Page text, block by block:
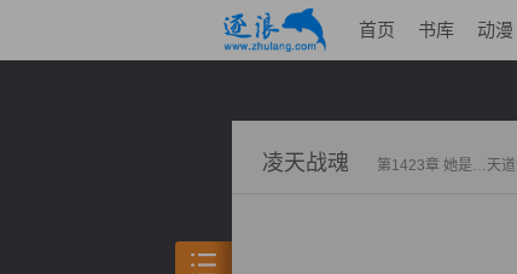
首页 书库 动漫
凌天战魂 第1423章 她是…天道